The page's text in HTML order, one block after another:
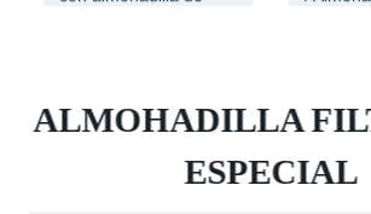
ALMOHADILLA
ESPECIAL